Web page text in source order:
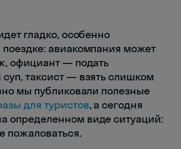
гладко, особенно
поездке: авиакомпания может
официант — подать
таксист — взять слишком
мы публиковали полезные
для туристов, а сегодня
определенном виде ситуаций:
пожаловаться.